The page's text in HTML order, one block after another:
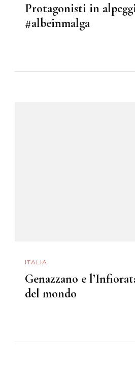
Protagonisti in
#albeinmalga
ITALIA
Genazzano e
del mondo